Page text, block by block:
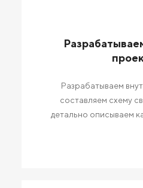
Разрабатываем
составляем схему
детально описываем